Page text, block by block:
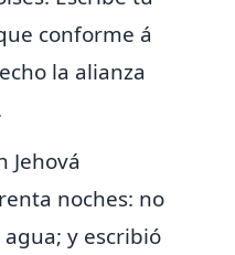
conforme á
la alianza
Jehová
noches: no
y escribió